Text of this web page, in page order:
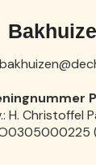
H. Christoffel